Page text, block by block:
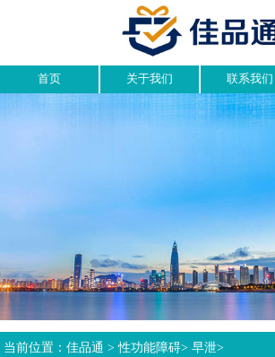
首页 关于我们 联系我们
当前位置：佳品通 >性功能障碍>早泄>